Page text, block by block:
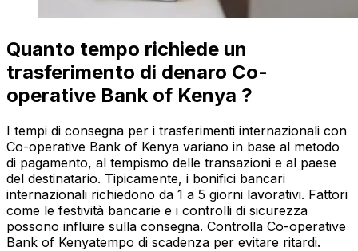
Quanto tempo richiede un
trasferimento di denaro Co-
operative Bank of Kenya ?
I tempi di consegna per i trasferimenti internazionali con
Co-operative Bank of Kenya variano in base al metodo
di pagamento, al tempismo delle transazioni e al paese
del destinatario. Tipicamente, i bonifici bancari
internazionali richiedono da 1 a 5 giorni lavorativi. Fattori
come le festività bancarie e i controlli di sicurezza
possono influire sulla consegna. Controlla Co-operative
Bank of Kenyatempo di scadenza per evitare ritardi.